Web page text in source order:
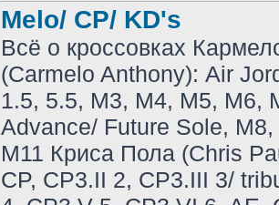
Melo/ CP/ KD's
Всё о кроссовках
(Carmelo Anthony): Air
1.5, 5.5, M3, M4, M5, M6,
Advance/ Future Sole,
M11 Криса Пола (Chris
CP, CP3.II 2, CP3.III 3/